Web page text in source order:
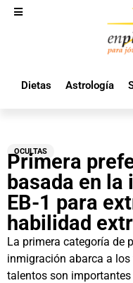
Dietas Astrología
OCULTAS
Primera
basada en la
EB-1 para
habilidad
La primera categoría de
inmigración abarca a
talentos son